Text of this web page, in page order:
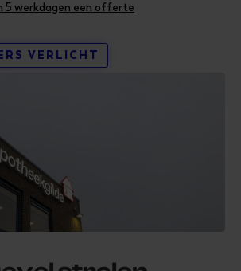
5 werkdagen een offerte
VERLICHT